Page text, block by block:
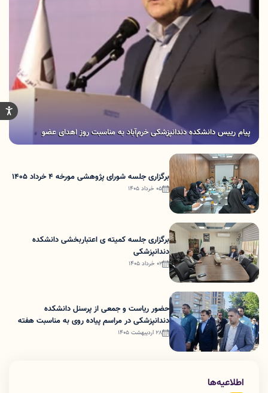
پیام رییس دانشکده دندانپزشکی خرم‌آباد به مناسبت روز اهدای عضو
برگزاری جلسه شورای پژوهشی مورخه 4 خرداد 1405
05 خرداد 1405
برگزاری جلسه کمیته ی اعتباربخشی دانشکده
دندانپزشکی
02 خرداد 1405
حضور ریاست و جمعی از پرسنل دانشکده
دندانپزشکی در مراسم پیاده روی به مناسبت هفته
ملی سلامت و جمعیت
28 اردیبهشت 1405
اطلاعیه‌ها